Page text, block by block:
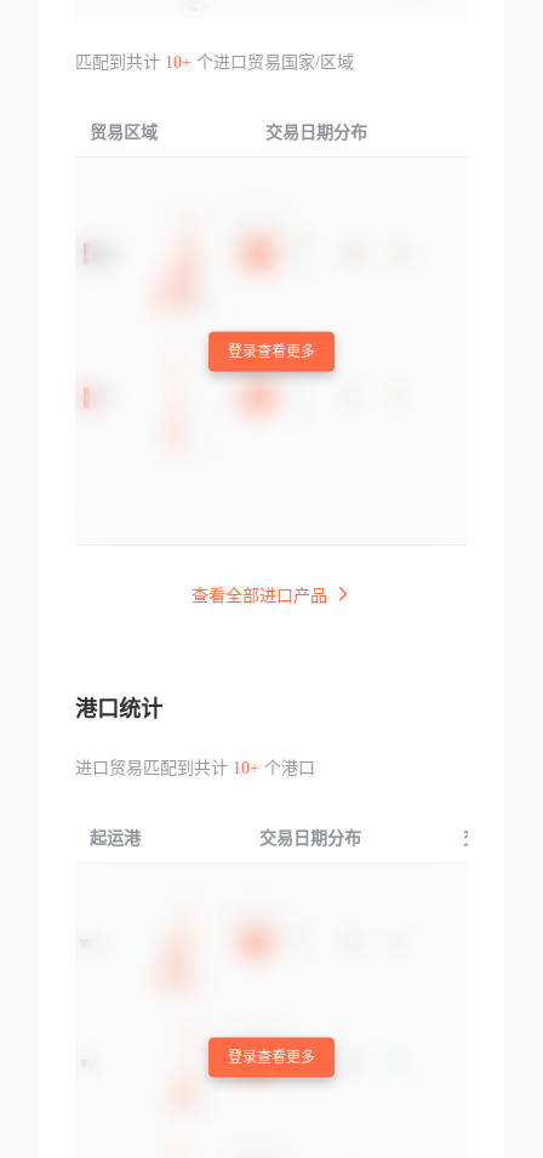
匹配到共计 10+个进口贸易国家/区域
贸易区域 交易日期分布
登录查看更多
查看全部进口产品
港口统计
进口贸易匹配到共计 10+个港口
起运港 交易日期分布 交易产品
登录查看更多